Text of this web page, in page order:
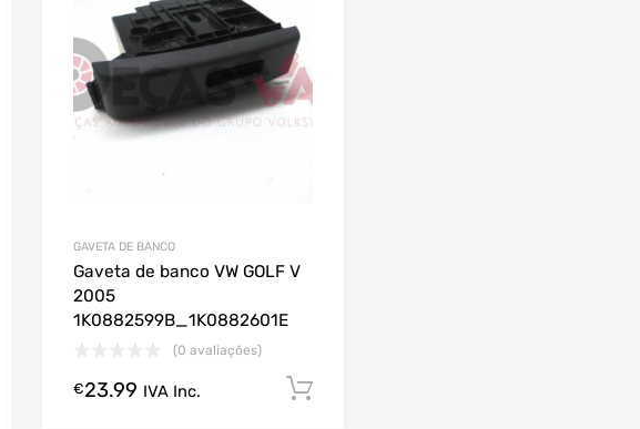
GAVETA DE BANCO
Gaveta de banco VW GOLF V
2005
1K0882599B_1K0882601E
(0 avaliações)
€23.99 IVA Inc.